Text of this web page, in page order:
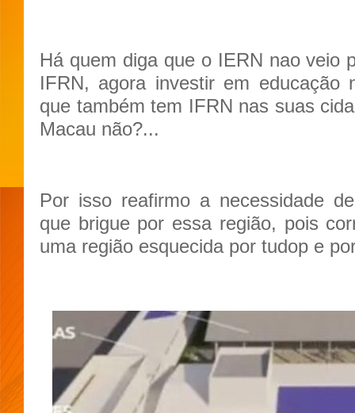
Há quem diga que o IERN nao veio
IFRN, agora investir em educação
que também tem IFRN nas suas
Macau não?...
Por isso reafirmo a necessidade
que brigue por essa região, pois
uma região esquecida por tudop e